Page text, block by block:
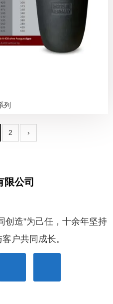
列
2 ›
限公司
创造”为己任，十余年坚持
户共同成长。